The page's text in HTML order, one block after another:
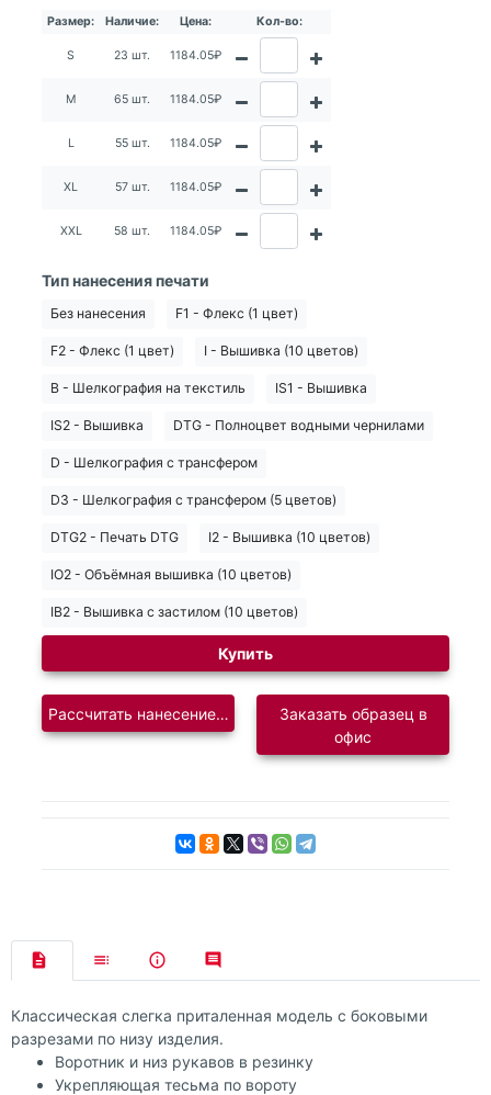
Размер: Наличие: Цена: Кол-во:
S 23 шт. 1184.05₽
M 65 шт. 1184.05₽
L 55 шт. 1184.05₽
XL 57 шт. 1184.05₽
XXL 58 шт. 1184.05₽
Тип нанесения печати
Без нанесения F1 - Флекс (1 цвет)
F2 - Флекс (1 цвет) I - Вышивка (10 цветов)
B - Шелкография на текстиль IS1 - Вышивка
IS2 - Вышивка DTG - Полноцвет водными чернилами
D - Шелкография с трансфером
D3 - Шелкография с трансфером (5 цветов)
DTG2 - Печать DTG I2 - Вышивка (10 цветов)
IO2 - Объёмная вышивка (10 цветов)
IB2 - Вышивка с застилом (10 цветов)
Купить
Рассчитать нанесение логотипаЗаказать образец в
офис
Классическая слегка приталенная модель с боковыми
разрезами по низу изделия.
Воротник и низ рукавов в резинку
Укрепляющая тесьма по вороту